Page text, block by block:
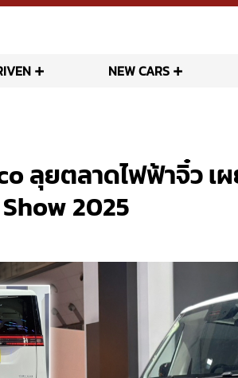
NEW CARS
ลุยตลาดไฟฟ้าจิ๋ว เ
2025